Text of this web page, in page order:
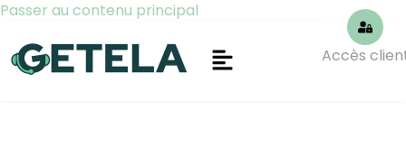
Passer au contenu principal
Accès